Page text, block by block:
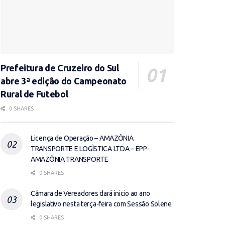
Prefeitura de Cruzeiro do Sul
abre 3ª edição do Campeonato
Rural de Futebol
0 SHARES
Licença de Operação – AMAZÔNIA
TRANSPORTE E LOGÌSTICA LTDA – EPP-
AMAZÔNIA TRANSPORTE
0 SHARES
Câmara de Vereadores dará inicio ao ano
legislativo nesta terça-feira com Sessão Solene
0 SHARES